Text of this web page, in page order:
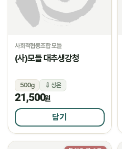
사회적협동조합 모들
(사)모들 대추생강청
500g 상온
21,500원
담기